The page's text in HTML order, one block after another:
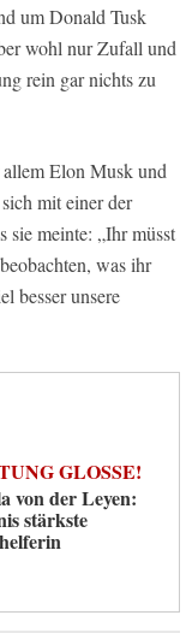
um Donald Tusk
wohl nur Zufall und
rein gar nichts zu
Elon Musk und
mit einer der
sie meinte: „Ihr müsst
was ihr
besser unsere
GLOSSE!
von der Leyen:
stärkste